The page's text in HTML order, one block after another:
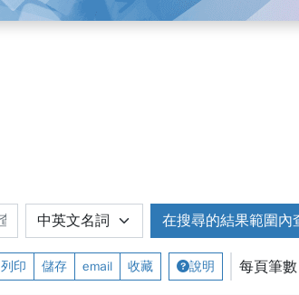
在搜尋的結果範圍內
列印 儲存 email 收藏 說明 每頁筆數